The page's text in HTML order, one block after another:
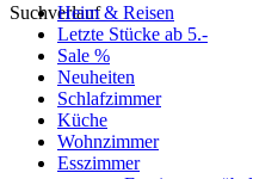
SuchverlaufHeim & Reisen
Letzte Stücke ab 5.-
Sale %
Neuheiten
Schlafzimmer
Küche
Wohnzimmer
Esszimmer